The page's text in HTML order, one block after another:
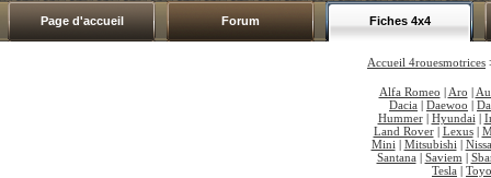
Page d'accueil Forum Fiches 4x4
Accueil 4rouesmotrices
Alfa Romeo | Aro |
Dacia | Daewoo |
Hummer| Hyundai |
Land Rover| Lexus|
Mini | Mitsubishi |
Santana | Saviem |
Tesla |